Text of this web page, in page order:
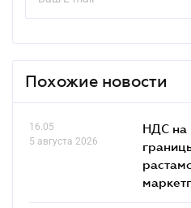
Похожие новости
16.05
5 августа 2026
НДС на